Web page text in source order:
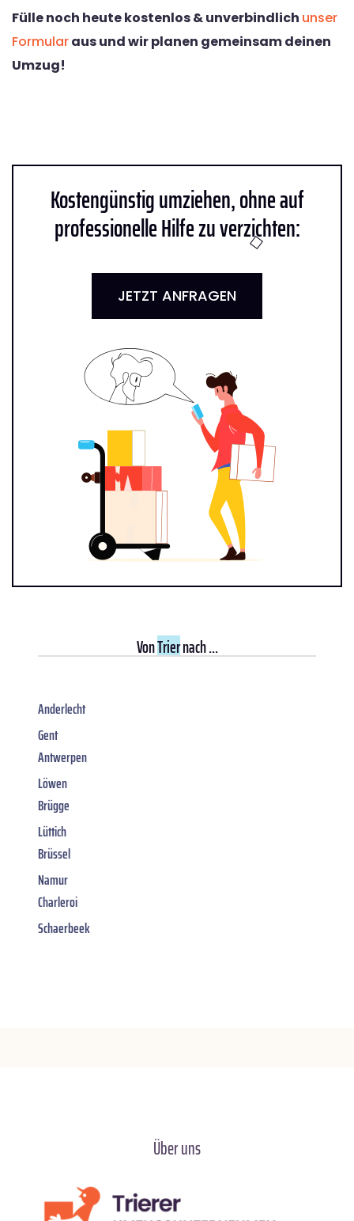
Fülle noch heute kostenlos & unverbindlich unser
Formularaus und wir planen gemeinsam deinen
Umzug!
Kostengünstig umziehen, ohne auf
professionelle Hilfe zu verzichten:
JETZT ANFRAGEN
VonTriernach ...
Anderlecht
Gent
Antwerpen
Löwen
Brügge
Lüttich
Brüssel
Namur
Charleroi
Schaerbeek
Über uns